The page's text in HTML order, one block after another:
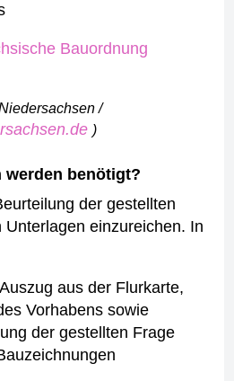
Bauordnung
/
)
werden benötigt?
der gestellten
einzureichen. In
aus der Flurkarte,
Vorhabens sowie
der gestellten Frage